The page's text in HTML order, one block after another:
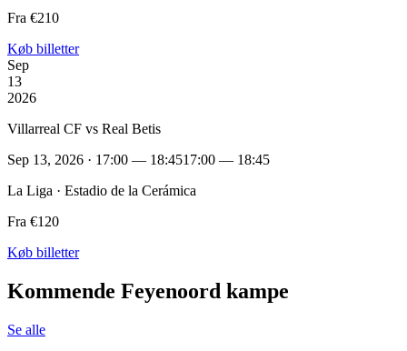
Fra €210
Køb billetter
Sep
13
2026
Villarreal CF vs Real Betis
Sep 13, 2026 · 17:00 — 18:4517:00 — 18:45
La Liga · Estadio de la Cerámica
Fra €120
Køb billetter
Kommende Feyenoord kampe
Se alle